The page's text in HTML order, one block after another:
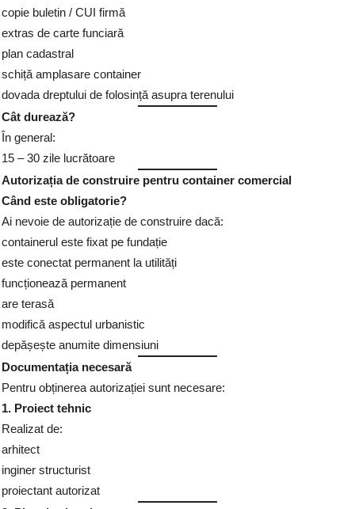
copie buletin / CUI firmă
extras de carte funciară
plan cadastral
schiță amplasare container
dovada dreptului de folosință asupra terenului
Cât durează?
În general:
15 – 30 zile lucrătoare
Autorizația de construire pentru container comercial
Când este obligatorie?
Ai nevoie de autorizație de construire dacă:
containerul este fixat pe fundație
este conectat permanent la utilități
funcționează permanent
are terasă
modifică aspectul urbanistic
depășește anumite dimensiuni
Documentația necesară
Pentru obținerea autorizației sunt necesare:
1. Proiect tehnic
Realizat de:
arhitect
inginer structurist
proiectant autorizat